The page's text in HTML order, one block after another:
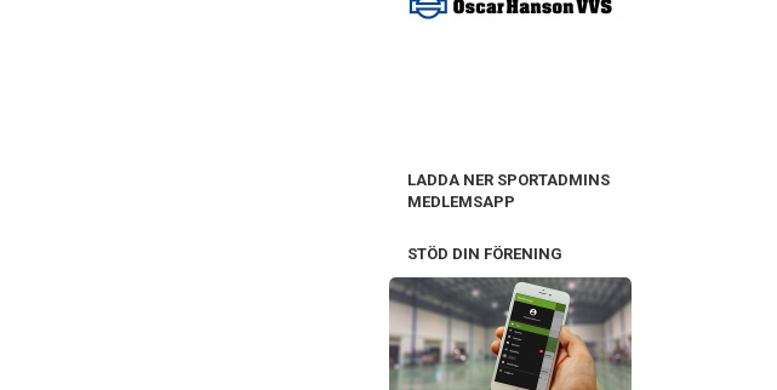
LADDA NER SPORTADMINS
MEDLEMSAPP
STÖD DIN FÖRENING